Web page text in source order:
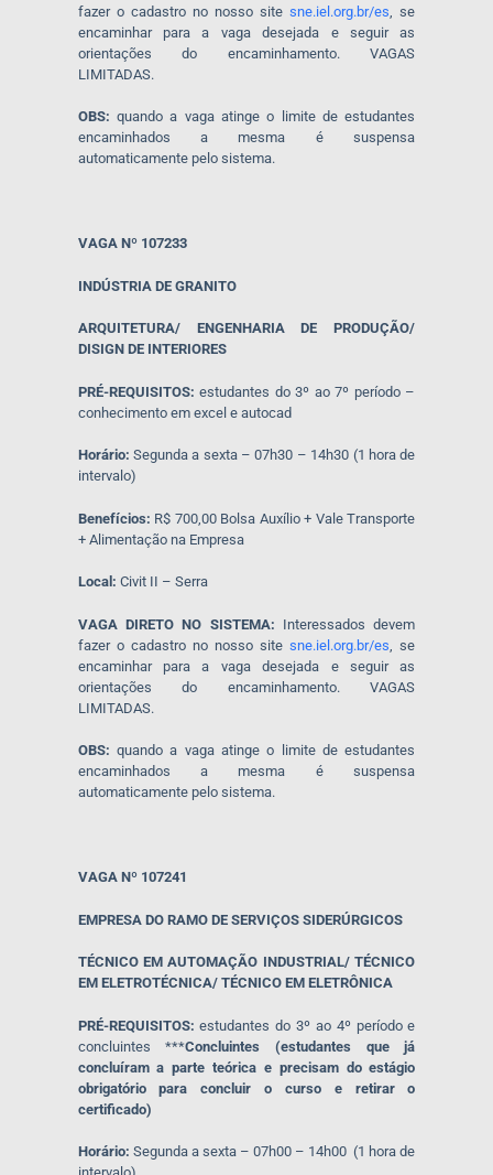
fazer o cadastro no nosso sitesne.iel.org.br/es , se
encaminhar para a vaga desejada e seguir as
orientações do encaminhamento. VAGAS
LIMITADAS.
OBS: quando a vaga atinge o limite de estudantes
encaminhados a mesma é suspensa
automaticamente pelo sistema.
VAGA Nº 107233
INDÚSTRIA DE GRANITO
ARQUITETURA/ ENGENHARIA DE PRODUÇÃO/
DISIGN DE INTERIORES
PRÉ-REQUISITOS: estudantes do 3º ao 7º período –
conhecimento em excel e autocad
Horário: Segunda a sexta – 07h30 – 14h30 (1 hora de
intervalo)
Benefícios: R$ 700,00 Bolsa Auxílio + Vale Transporte
+ Alimentação na Empresa
Local: Civit II – Serra
VAGA DIRETO NO SISTEMA: Interessados devem
fazer o cadastro no nosso sitesne.iel.org.br/es , se
encaminhar para a vaga desejada e seguir as
orientações do encaminhamento. VAGAS
LIMITADAS.
OBS: quando a vaga atinge o limite de estudantes
encaminhados a mesma é suspensa
automaticamente pelo sistema.
VAGA Nº 107241
EMPRESA DO RAMO DE SERVIÇOS SIDERÚRGICOS
TÉCNICO EM AUTOMAÇÃO INDUSTRIAL/ TÉCNICO
EM ELETROTÉCNICA/ TÉCNICO EM ELETRÔNICA
PRÉ-REQUISITOS: estudantes do 3º ao 4º período e
concluintes ***Concluintes (estudantes que já
concluíram a parte teórica e precisam do estágio
obrigatório para concluir o curso e retirar o
certificado)
Horário: Segunda a sexta – 07h00 – 14h00 (1 hora de